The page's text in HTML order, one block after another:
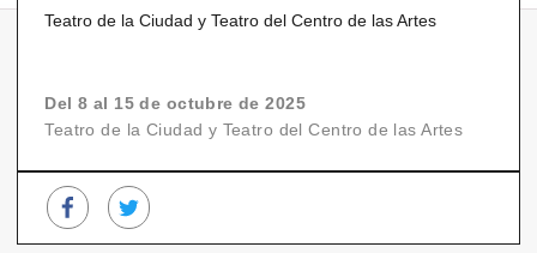
Teatro de la Ciudad y Teatro del Centro de las Artes
Del 8 al 15 de octubre de 2025
Teatro de la Ciudad y Teatro del Centro de las Artes